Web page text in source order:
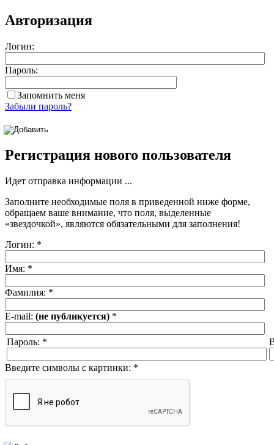
Авторизация
Логин:
Пароль:
Запомнить меня
Забыли пароль?
Регистрация нового пользователя
Идет отправка информации ...
Заполните необходимые поля в приведенной ниже форме,
обращаем ваше внимание, что поля, выделенные
«звездочкой», являются обязательными для заполнения!
Логин: *
Имя: *
Фамилия: *
E-mail: (не публикуется) *
Пароль: *
Введите символы с картинки: *